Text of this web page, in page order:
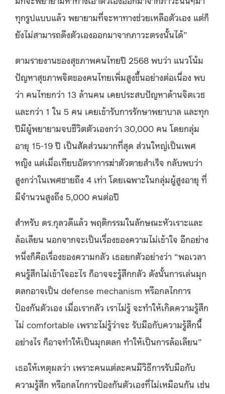
ทุกรูปแบบแล้ว พยายามที่จะหาทางช่วยเหลือตัวเอง แต่ก็
ยังไม่สามารถดึงตัวเองออกมาจากภาวะตรงนั้นได้”
ตามรายงานของสุขภาพคนไทยปี 2568 พบว่า แนวโน้ม
ปัญหาสุขภาพจิตของคนไทยเพิ่มสูงขึ้นอย่างต่อเนื่อง พบ
ว่า คนไทยกว่า 13 ล้านคน เคยประสบปัญหาด้านจิตเวช
และกว่า 1 ใน 5 คน เคยเข้ารับการรักษาพยาบาล และทุก
ปีมีผู้พยายามจบชีวิตตัวเองกว่า 30,000 คน โดยกลุ่ม
อายุ 15-19 ปี เป็นสัดส่วนมากที่สุด ส่วนใหญ่เป็นเพศ
หญิง แต่เมื่อเทียบอัตราการฆ่าตัวตายสำเร็จ กลับพบว่า
สูงกว่าในเพศชายถึง 4 เท่า โดยเฉพาะในกลุ่มผู้สูงอายุ ที่
มีจำนวนสูงถึง 5,000 คนต่อปี
สำหรับ ดร.กุลวดีแล้ว พฤติกรรมในลักษณะหัวเราะและ
ล้อเลียน นอกจากจะเป็นเรื่องของความไม่เข้าใจ อีกอย่าง
หนึ่งก็คือเรื่องของความกลัว เธอยกตัวอย่างว่า “พอเวลา
คนรู้สึกไม่เข้าใจอะไร ก็อาจจะรู้สึกกลัว ดังนั้นการเล่นมุก
ตลกอาจเป็น defense mechanism หรือกลไกการ
ป้องกันตัวเอง เมื่อเรากลัว เราไม่รู้ จะทำให้เกิดความรู้สึก
ไม่ comfortable เพราะไม่รู้ว่าจะ รับมือกับความรู้สึกนี้
อย่างไร ก็อาจทำให้เป็นมุกตลก ทำให้เป็นการล้อเลียน”
เธอให้เหตุผลว่า เพราะคนแต่ละคนมีวิธีการรับมือกับ
ความรู้สึก หรือกลไกการป้องกันตัวเองที่ไม่เหมือนกัน เช่น